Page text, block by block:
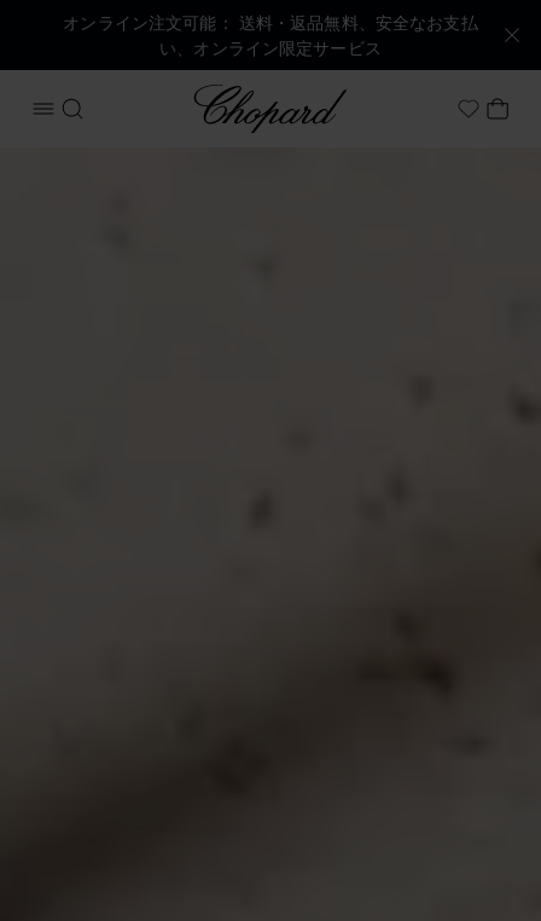
オンライン注文可能： 送料・返品無料、安全なお支払
い、オンライン限定サービス
メニューを開く
検索する Chopard Myマ